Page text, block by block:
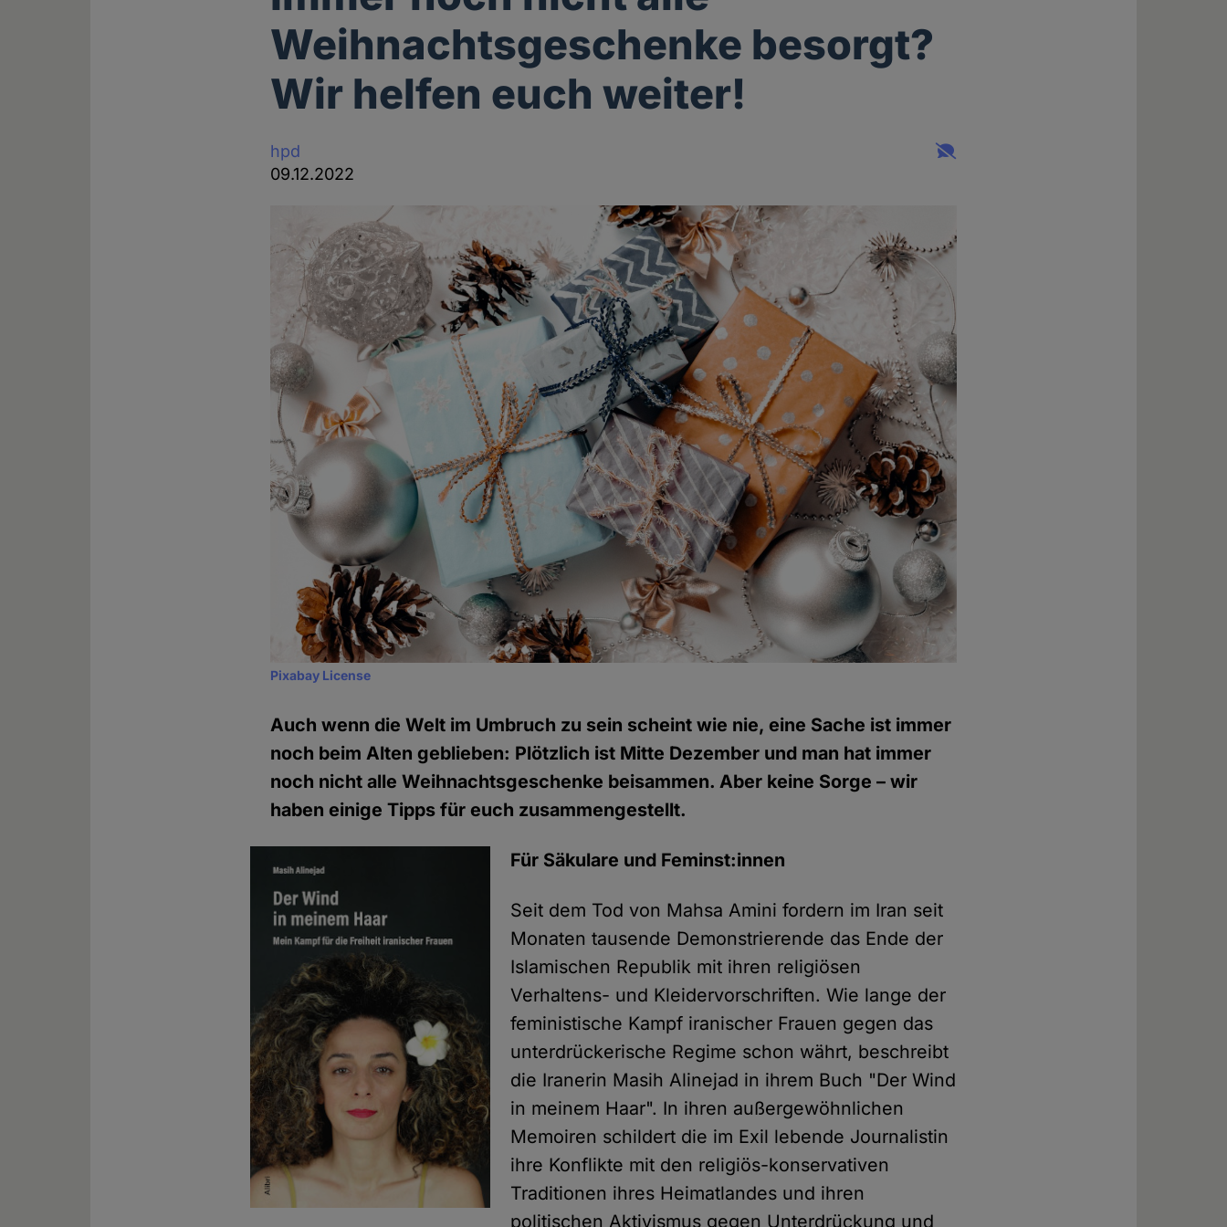
Weihnachtsgeschenke besorgt?
Wir helfen euch weiter!
hpd
09.12.2022
Pixabay License
Auch wenn die Welt im Umbruch zu sein scheint wie nie, eine Sache ist immer
noch beim Alten geblieben: Plötzlich ist Mitte Dezember und man hat immer
noch nicht alle Weihnachtsgeschenke beisammen. Aber keine Sorge – wir
haben einige Tipps für euch zusammengestellt.
Für Säkulare und Feminst:innen
Seit dem Tod von Mahsa Amini fordern im Iran seit
Monaten tausende Demonstrierende das Ende der
Islamischen Republik mit ihren religiösen
Verhaltens- und Kleidervorschriften. Wie lange der
feministische Kampf iranischer Frauen gegen das
unterdrückerische Regime schon währt, beschreibt
die Iranerin Masih Alinejad in ihrem Buch "Der Wind
in meinem Haar". In ihren außergewöhnlichen
Memoiren schildert die im Exil lebende Journalistin
ihre Konflikte mit den religiös-konservativen
Traditionen ihres Heimatlandes und ihren
politischen Aktivismus gegen Unterdrückung und